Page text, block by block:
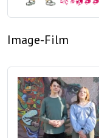
Image-Film